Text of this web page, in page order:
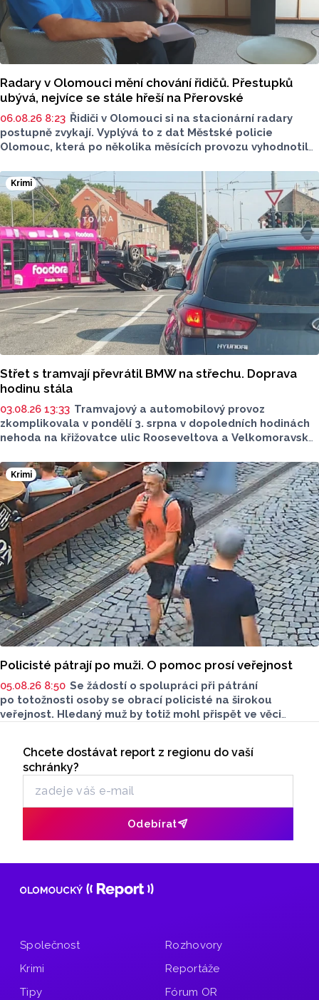
Radary v Olomouci mění chování řidičů. Přestupků
ubývá, nejvíce se stále hřeší na Přerovské
06.08.26 8:23 Řidiči v Olomouci si na stacionární radary
postupně zvykají. Vyplývá to z dat Městské policie
Olomouc, která po několika měsících provozu vyhodnotila
zaznamenaných přestupků zde oproti prvním měsícům
výrazně klesl, v některých lokalitách až o polovinu.
O dopravě, ale i o případech, která musela Městská
policie Olomouc (MPO) řešit mluvil v pocastu Radia
Metropole s Tomášem Gottwaldem mluvčí MPO Petr
Čunderle.
Krimi
Střet s tramvají převrátil BMW na střechu. Doprava
hodinu stála
03.08.26 13:33 Tramvajový a automobilový provoz
zkomplikovala v pondělí 3. srpna v dopoledních hodinách
nehoda na křižovatce ulic Rooseveltova a Velkomoravská.
zasahovat záchranná služba. Okolnosti nehody zatím
policie vyšetřuje, tramvaje v dotčeném úseku hodinu
nejezdily.
Krimi
Policisté pátrají po muži. O pomoc prosí veřejnost
05.08.26 8:50 Se žádostí o spolupráci při pátrání
po totožnosti osoby se obrací policisté na širokou
veřejnost. Hledaný muž by totiž mohl přispět ve věci
Odběr newsletteru
Chcete dostávat report z regionu do vaší
schránky?
Odebírat
Společnost
Krimi
Tipy
Rozhovory
Reportáže
Fórum OR